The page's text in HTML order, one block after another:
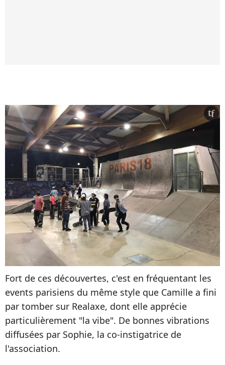
Fort de ces découvertes, c'est en fréquentant les
events parisiens du même style que Camille a fini
par tomber sur Realaxe, dont elle apprécie
particulièrement "la vibe". De bonnes vibrations
diffusées par Sophie, la co-instigatrice de
l'association.